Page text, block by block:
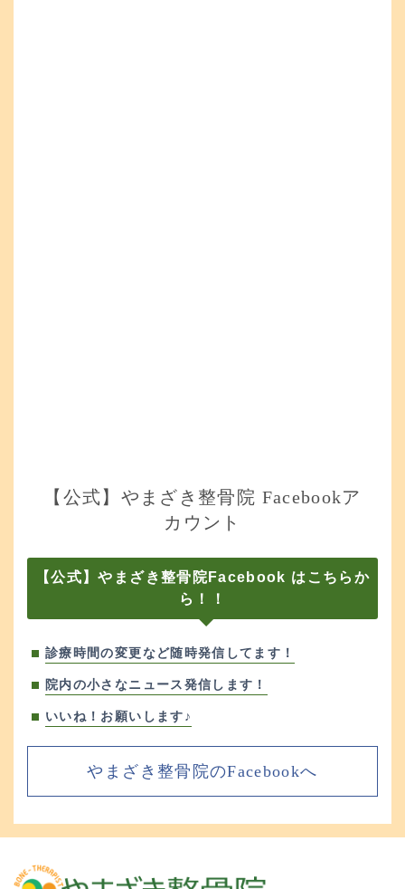
【公式】やまざき整骨院 Facebookア
カウント
【公式】やまざき整骨院Facebook はこちらか
ら！！
診療時間の変更など随時発信してます！
院内の小さなニュース発信します！
いいね！お願いします♪
やまざき整骨院のFacebookへ